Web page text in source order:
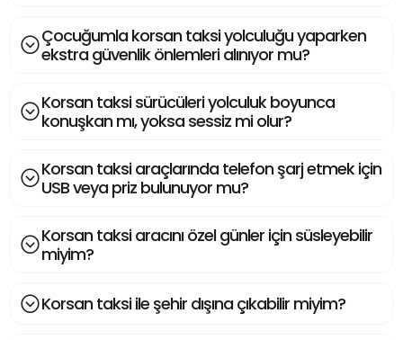
Çocuğumla korsan taksi yolculuğu yaparken
ekstra güvenlik önlemleri alınıyor mu?
Korsan taksi sürücüleri yolculuk boyunca
konuşkan mı, yoksa sessiz mi olur?
Korsan taksi araçlarında telefon şarj etmek için
USB veya priz bulunuyor mu?
Korsan taksi aracını özel günler için süsleyebilir
miyim?
Korsan taksi ile şehir dışına çıkabilir miyim?